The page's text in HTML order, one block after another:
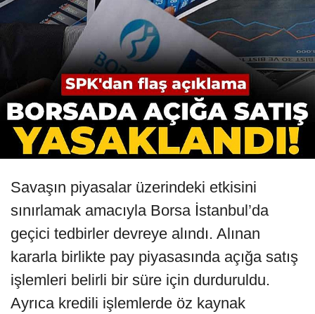
Savaşın piyasalar üzerindeki etkisini
sınırlamak amacıyla Borsa İstanbul’da
geçici tedbirler devreye alındı. Alınan
kararla birlikte pay piyasasında açığa satış
işlemleri belirli bir süre için durduruldu.
Ayrıca kredili işlemlerde öz kaynak